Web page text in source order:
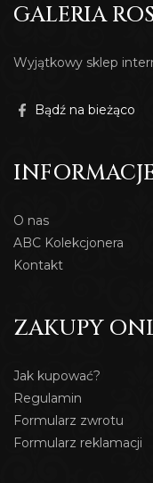
GALERIA
Wyjątkowy sklep
Bądź na bieżąco
O nas
ABC Kolekcjonera
Kontakt
ZAKUPY
Jak kupować?
Regulamin
Formularz zwrotu
Formularz reklamacji